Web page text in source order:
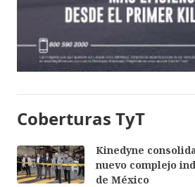
Coberturas TyT
Kinedyne
nuevo complejo
de México